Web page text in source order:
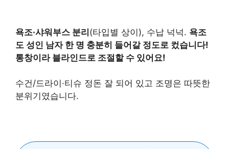
욕조·샤워부스 분리(타입별 상이), 수납 넉넉. 욕조
도 성인 남자 한 명 충분히 들어갈 정도로 컸습니다!
통창이라 블라인드로 조절할 수 있어요!
수건/드라이·티슈 정돈 잘 되어 있고 조명은 따뜻한
분위기였습니다.